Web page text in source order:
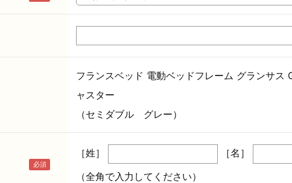
フランスベッド 電動ベッドフレーム グランサ
ャスター
（セミダブル グレー）
［姓］
［名］
（全角で入力してください）